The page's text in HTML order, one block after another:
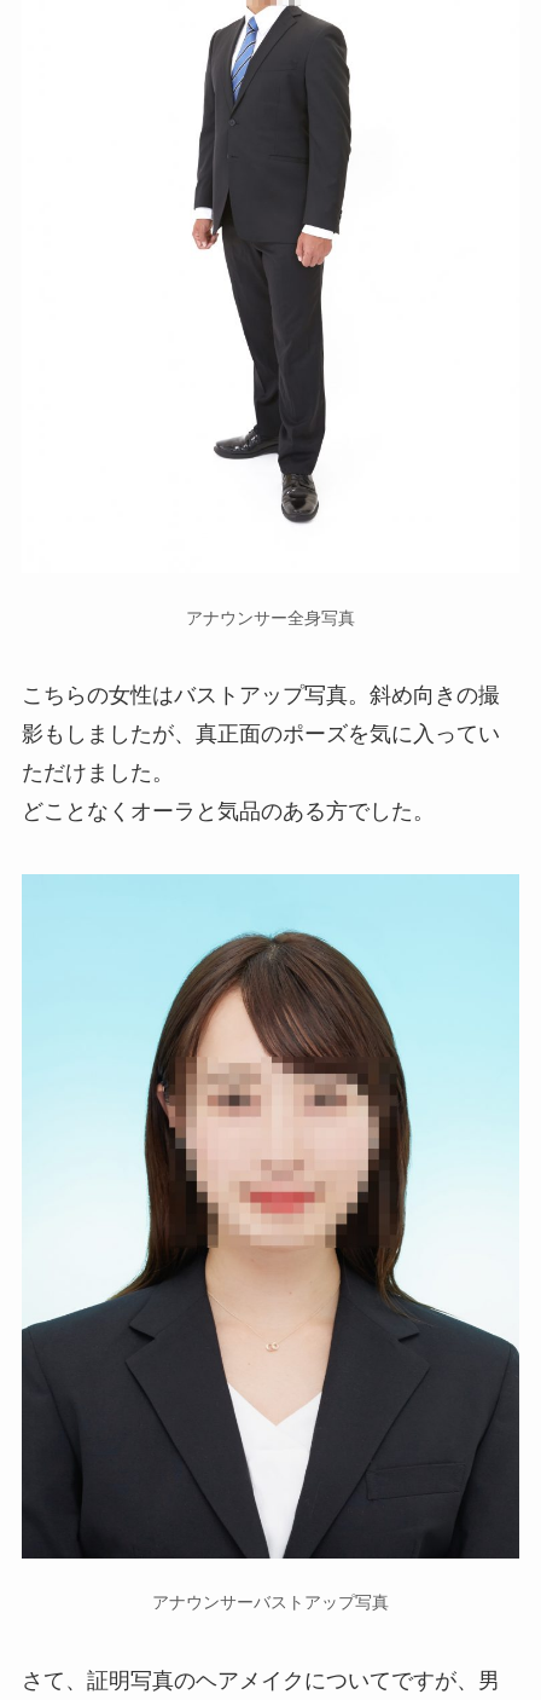
アナウンサー全身写真
こちらの女性はバストアップ写真。斜め向きの撮
影もしましたが、真正面のポーズを気に入ってい
ただけました。
どことなくオーラと気品のある方でした。
アナウンサーバストアップ写真
さて、証明写真のヘアメイクについてですが、男